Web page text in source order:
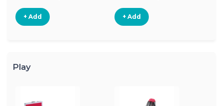
+ Add + Add
Play